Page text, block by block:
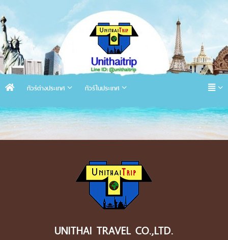
ทัวร์ต่างประเทศ ทัวร์ในประเทศ
UNITHAI TRAVEL CO.,LTD.